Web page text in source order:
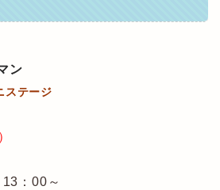
ン
ステージ
13：00～